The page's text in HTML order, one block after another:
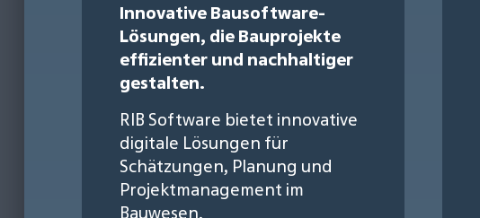
Innovative Bausoftware-
Lösungen, die Bauprojekte
effizienter und nachhaltiger
gestalten.
RIB Software bietet innovative
digitale Lösungen für
Schätzungen, Planung und
Projektmanagement im
Bauwesen.